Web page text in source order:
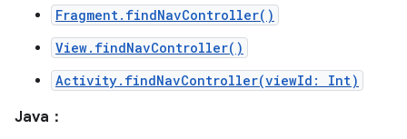
Fragment.findNavController()
View.findNavController()
Activity.findNavController(viewId: Int)
Java：